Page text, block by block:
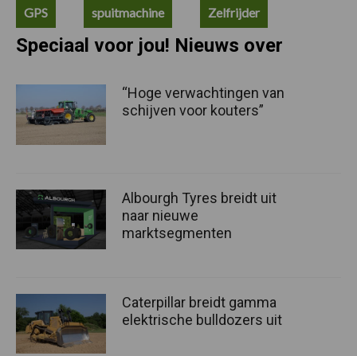
GPS spuitmachine Zelfrijder
Speciaal voor jou! Nieuws over
“Hoge verwachtingen van
schijven voor kouters”
Albourgh Tyres breidt uit
naar nieuwe
marktsegmenten
Caterpillar breidt gamma
elektrische bulldozers uit